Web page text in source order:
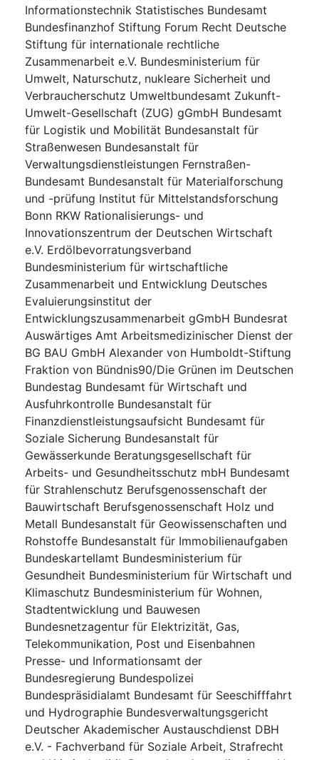
Informationstechnik Statistisches Bundesamt
Bundesfinanzhof Stiftung Forum Recht Deutsche
Stiftung für internationale rechtliche
Zusammenarbeit e.V. Bundesministerium für
Umwelt, Naturschutz, nukleare Sicherheit und
Verbraucherschutz Umweltbundesamt Zukunft-
Umwelt-Gesellschaft (ZUG) gGmbH Bundesamt
für Logistik und Mobilität Bundesanstalt für
Straßenwesen Bundesanstalt für
Verwaltungsdienstleistungen Fernstraßen-
Bundesamt Bundesanstalt für Materialforschung
und -prüfung Institut für Mittelstandsforschung
Bonn RKW Rationalisierungs- und
Innovationszentrum der Deutschen Wirtschaft
e.V. Erdölbevorratungsverband
Bundesministerium für wirtschaftliche
Zusammenarbeit und Entwicklung Deutsches
Evaluierungsinstitut der
Entwicklungszusammenarbeit gGmbH Bundesrat
Auswärtiges Amt Arbeitsmedizinischer Dienst der
BG BAU GmbH Alexander von Humboldt-Stiftung
Fraktion von Bündnis90/Die Grünen im Deutschen
Bundestag Bundesamt für Wirtschaft und
Ausfuhrkontrolle Bundesanstalt für
Finanzdienstleistungsaufsicht Bundesamt für
Soziale Sicherung Bundesanstalt für
Gewässerkunde Beratungsgesellschaft für
Arbeits- und Gesundheitsschutz mbH Bundesamt
für Strahlenschutz Berufsgenossenschaft der
Bauwirtschaft Berufsgenossenschaft Holz und
Metall Bundesanstalt für Geowissenschaften und
Rohstoffe Bundesanstalt für Immobilienaufgaben
Bundeskartellamt Bundesministerium für
Gesundheit Bundesministerium für Wirtschaft und
Klimaschutz Bundesministerium für Wohnen,
Stadtentwicklung und Bauwesen
Bundesnetzagentur für Elektrizität, Gas,
Telekommunikation, Post und Eisenbahnen
Presse- und Informationsamt der
Bundesregierung Bundespolizei
Bundespräsidialamt Bundesamt für Seeschifffahrt
und Hydrographie Bundesverwaltungsgericht
Deutscher Akademischer Austauschdienst DBH
e.V. - Fachverband für Soziale Arbeit, Strafrecht